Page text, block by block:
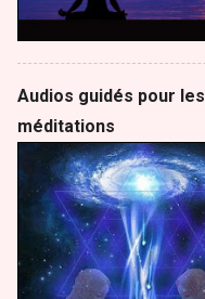
Audios guidés pour les
méditations